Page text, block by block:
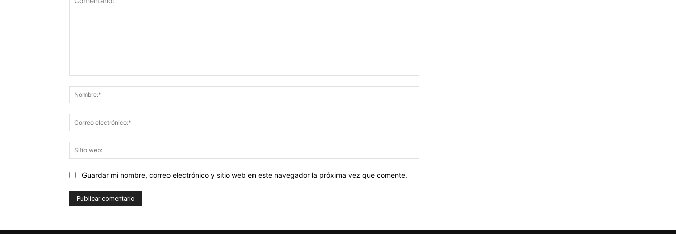
electrónico:*
web:
Guardar mi nombre, correo electrónico y sitio web en este navegador la próxima vez que comente.